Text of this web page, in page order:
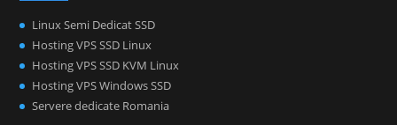
Linux Semi Dedicat SSD
Hosting VPS SSD Linux
Hosting VPS SSD KVM Linux
Hosting VPS Windows SSD
Servere dedicate Romania